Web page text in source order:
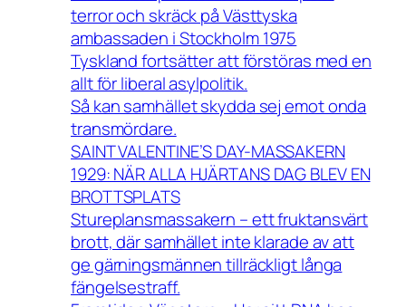
terror och skräck på Västtyska
ambassaden i Stockholm 1975
Tyskland fortsätter att förstöras med en
allt för liberal asylpolitik.
Så kan samhället skydda sej emot onda
transmördare.
SAINT VALENTINE’S DAY-MASSAKERN
1929: NÄR ALLA HJÄRTANS DAG BLEV EN
BROTTSPLATS
Stureplansmassakern – ett fruktansvärt
brott, där samhället inte klarade av att
ge gärningsmännen tillräckligt långa
fängelsestraff.